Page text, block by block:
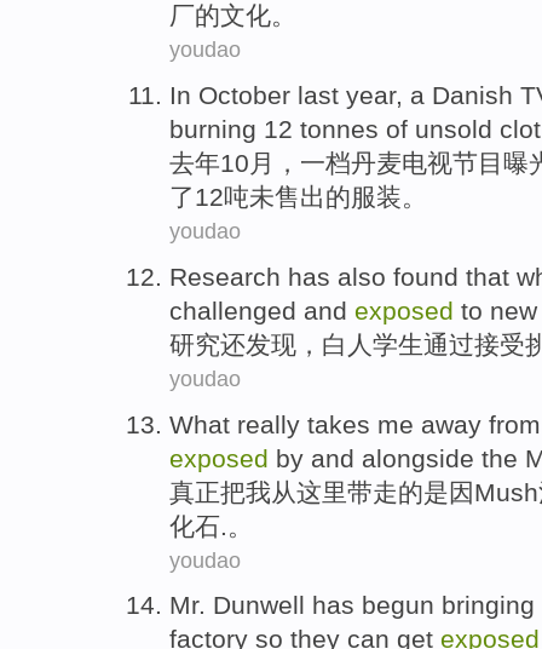
厂的文化。
youdao
In October last year, a Danish
burning 12 tonnes of unsold
去年10月 ， 一档丹麦电视节目曝
了12吨未售出的服装。
youdao
Research has also found that
challenged and exposed to new
研究还发现 ， 白人 学生通过接受
youdao
What really takes me away from
exposed by and alongside the
真正把我从这里带走的是因Mush
化石 .。
youdao
Mr. Dunwell has begun bringing
factory so they can get exposed